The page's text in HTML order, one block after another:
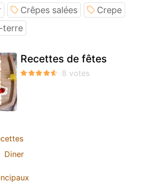
Crêpes salées
Crepe
terre
Recettes de fêtes
Diner